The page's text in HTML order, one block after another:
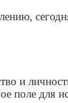
и
поле для